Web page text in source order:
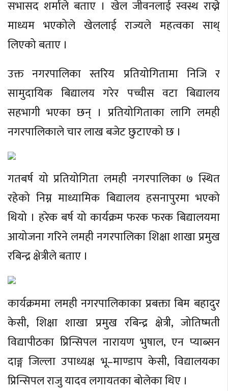
सभासद शर्माले बताए । खेल जीवनलाई स्वस्थ राख्ने
माध्यम भएकोले खेललाई राज्यले महत्वका साथ्
लिएको बताए ।
उक्त नगरपालिका स्तरिय प्रतियोगितामा निजि र
सामुदायिक बिद्यालय गरेर पच्चीस वटा बिद्यालय
सहभागी भएका छन् । प्रतियोगिताका लागि लमही
नगरपालिकाले चार लाख बजेट छुटाएको छ ।
गतबर्ष यो प्रतियोगिता लमही नगरपालिका ७ स्थित
रहेको निम्न माध्यामिक बिद्यालय हसनापुरमा भएको
थियो । हरेक बर्ष यो कार्यक्रम फरक फरक बिद्यालयमा
आयोजना गरिने लमही नगरपालिका शिक्षा शाखा प्रमुख
रबिन्द्र क्षेत्रीले बताए ।
कार्यक्रममा लमही नगरपालिकाका प्रबक्ता बिम बहादुर
केसी, शिक्षा शाखा प्रमुख रबिन्द्र क्षेत्री, जोतिष्मती
विद्यापीठका प्रिन्सिपल नारायण भुषाल, एन प्याब्सन
दाङ्ग जिल्ला उपाध्यक्ष भू–माण्डाप केसी, विद्यालयका
प्रिन्सिपल राजु यादव लगायतका बोलेका थिए ।